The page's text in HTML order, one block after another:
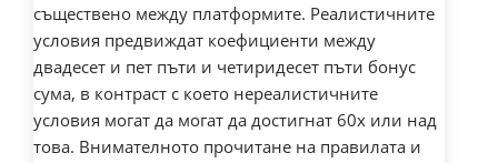
съществено между платформите. Реалистичните
условия предвиждат коефициенти между
двадесет и пет пъти и четиридесет пъти бонус
сума, в контраст с което нереалистичните
условия могат да могат да достигнат 60x или над
това. Внимателното прочитане на правилата и